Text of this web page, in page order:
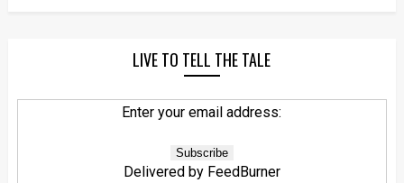
LIVE TO TELL THE TALE
Enter your email address:
Delivered by FeedBurner